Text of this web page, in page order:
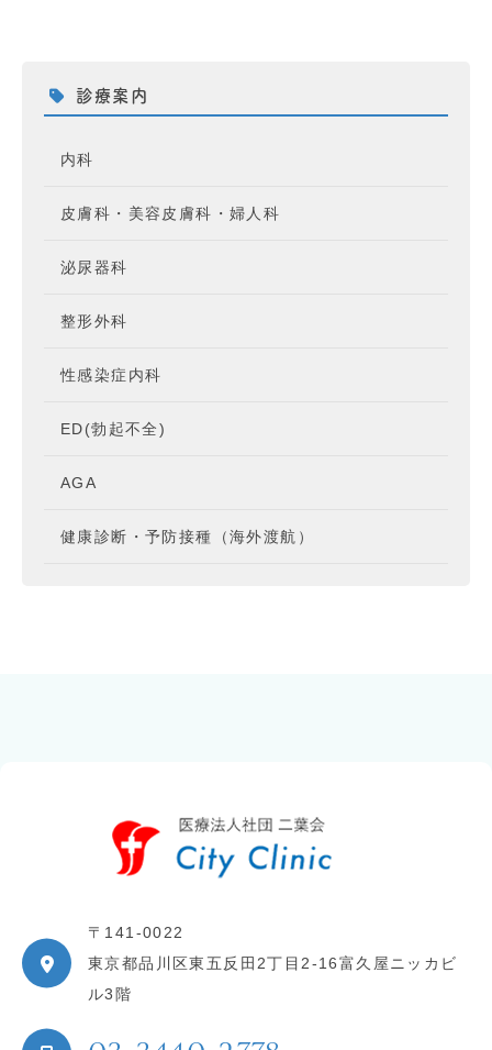
診療案内
内科
皮膚科・美容皮膚科・婦人科
泌尿器科
整形外科
性感染症内科
ED(勃起不全)
AGA
健康診断・予防接種（海外渡航）
〒141-0022
東京都品川区東五反田2丁目2-16富久屋ニッカビ
ル3階